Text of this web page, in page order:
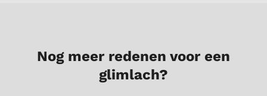
25-10-2020
Nog meer redenen voor een
glimlach?